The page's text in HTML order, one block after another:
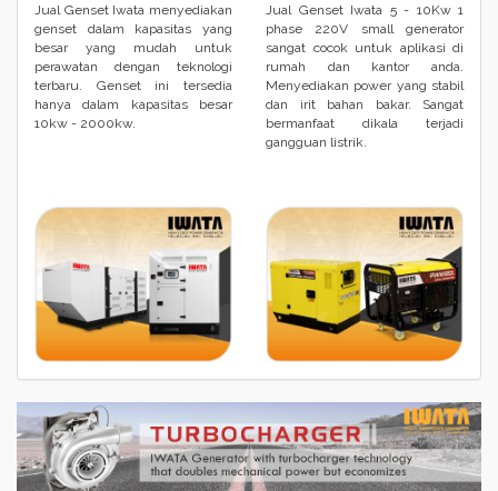
Jual Genset Iwata menyediakan
genset dalam kapasitas yang
besar yang mudah untuk
perawatan dengan teknologi
terbaru. Genset ini tersedia
hanya dalam kapasitas besar
10kw - 2000kw.
Jual Genset Iwata 5 - 10Kw 1
phase 220V small generator
sangat cocok untuk aplikasi di
rumah dan kantor anda.
Menyediakan power yang stabil
dan irit bahan bakar. Sangat
bermanfaat dikala terjadi
gangguan listrik.